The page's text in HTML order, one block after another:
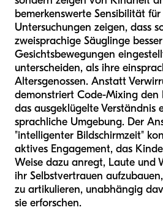
bemerkenswerte Sensibilität
Untersuchungen zeigen, dass
zweisprachige Säuglinge
Gesichtsbewegungen
unterscheiden, als ihre
Altersgenossen. Anstatt
demonstriert Code-Mixing den
das ausgeklügelte Verständnis
sprachliche Umgebung. Der
"intelligenter Bildschirmzeit"
aktives Engagement, das
Weise dazu anregt, Laute und
ihr Selbstvertrauen
zu artikulieren, unabhängig
sie erforschen.